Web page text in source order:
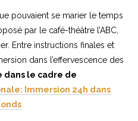
pouvaient se marier le temps
par le café-théâtre l’ABC,
Entre instructions finales et
dans l’effervescence des
dans le cadre de
Immersion 24h dans